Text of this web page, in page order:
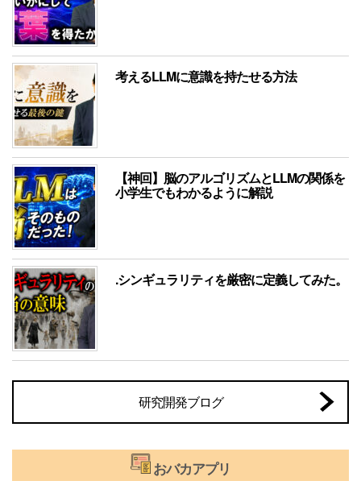
考えるLLMに意識を持たせる方法
【神回】脳のアルゴリズムとLLMの関係を
小学生でもわかるように解説
.シンギュラリティを厳密に定義してみた。
研究開発ブログ
おバカアプリ